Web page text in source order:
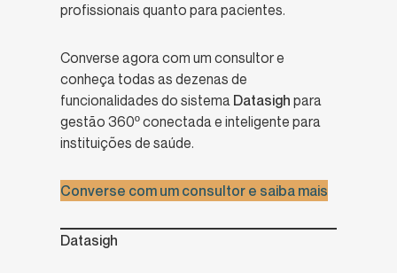
profissionais quanto para pacientes.
Converse agora com um consultor e
conheça todas as dezenas de
funcionalidades do sistema Datasigh para
gestão 360º conectada e inteligente para
instituições de saúde.
Converse com um consultor e saiba mais
Datasigh